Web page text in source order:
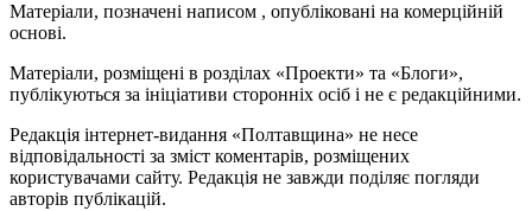
Матеріали, позначені написом , опубліковані на комерційній
основі.
Матеріали, розміщені в розділах «Проекти» та «Блоги»,
публікуються за ініціативи сторонніх осіб і не є редакційними.
Редакція інтернет-видання «Полтавщина» не несе
відповідальності за зміст коментарів, розміщених
користувачами сайту. Редакція не завжди поділяє погляди
авторів публікацій.